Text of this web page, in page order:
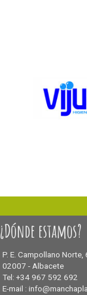
¿Dónde estamos?
P. E. Campollano Norte,
02007 - Albacete
Tel: +34 967 592 692
E-mail :